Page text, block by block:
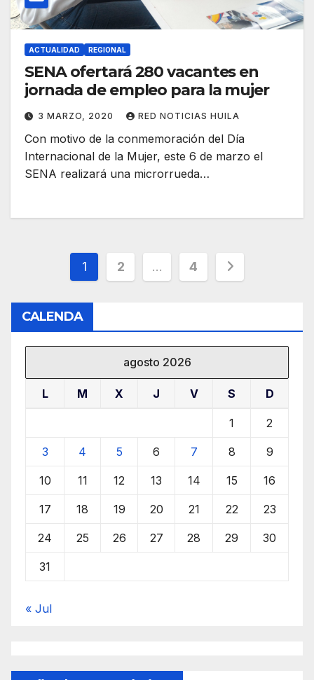
ACTUALIDAD REGIONAL
SENA ofertará 280 vacantes en
jornada de empleo para la mujer
3 MARZO, 2020 RED NOTICIAS HUILA
Con motivo de la conmemoración del Día
Internacional de la Mujer, este 6 de marzo el
SENA realizará una microrrueda…
Paginación
de
entradas
1 2 … 4
CALENDA
agosto 2026
L M X J V S D
1 2
3 4 5 6 7 8 9
10 11 12 13 14 15 16
17 18 19 20 21 22 23
24 25 26 27 28 29 30
31
« Jul